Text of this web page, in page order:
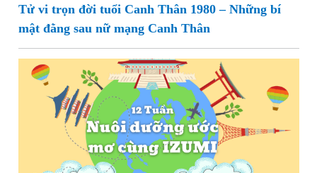
Tử vi trọn đời tuổi Canh Thân 1980 – Những bí
mật đằng sau nữ mạng Canh Thân